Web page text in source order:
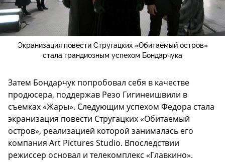
Экранизация повести Стругацких «Обитаемый остров»
стала грандиозным успехом Бондарчука
Затем Бондарчук попробовал себя в качестве
продюсера, поддержав Резо Гигинеишвили в
съемках «Жары». Следующим успехом Федора стала
экранизация повести Стругацких «Обитаемый
остров», реализацией которой занималась его
компания Art Pictures Studio. Впоследствии
режиссер основал и телекомплекс «Главкино».